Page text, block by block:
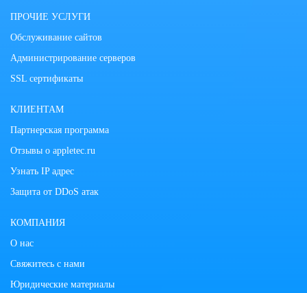
ПРОЧИЕ УСЛУГИ
Обслуживание сайтов
Администрирование серверов
SSL сертификаты
КЛИЕНТАМ
Партнерская программа
Отзывы о appletec.ru
Узнать IP адрес
Защита от DDoS атак
КОМПАНИЯ
О нас
Свяжитесь с нами
Юридические материалы